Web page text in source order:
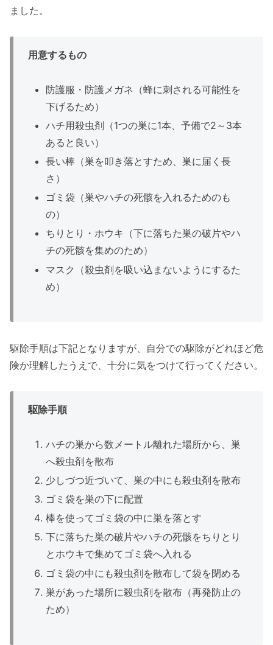
ました。
用意するもの
防護服・防護メガネ（蜂に刺される可能性を
下げるため）
ハチ用殺虫剤（1つの巣に1本、予備で2～3本
あると良い）
長い棒（巣を叩き落とすため、巣に届く長
さ）
ゴミ袋（巣やハチの死骸を入れるためのも
の）
ちりとり・ホウキ（下に落ちた巣の破片やハ
チの死骸を集めのため）
マスク（殺虫剤を吸い込まないようにするた
め）
駆除手順は下記となりますが、自分での駆除がどれほど危
険か理解したうえで、十分に気をつけて行ってください。
駆除手順
ハチの巣から数メートル離れた場所から、巣
へ殺虫剤を散布
少しづつ近づいて、巣の中にも殺虫剤を散布
ゴミ袋を巣の下に配置
棒を使ってゴミ袋の中に巣を落とす
下に落ちた巣の破片やハチの死骸をちりとり
とホウキで集めてゴミ袋へ入れる
ゴミ袋の中にも殺虫剤を散布して袋を閉める
巣があった場所に殺虫剤を散布（再発防止の
ため）